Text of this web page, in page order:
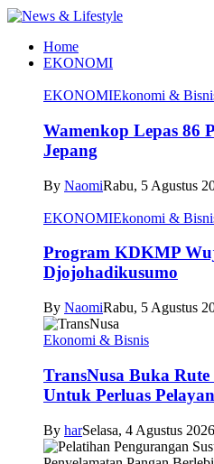
Home
EKONOMI
EKONOMIEkonomi &
Wamenkop Lepas 86
Jepang
By NaomiRabu, 5 Agustus
EKONOMIEkonomi &
Program KDKMP
Djojohadikusumo
By NaomiRabu, 5 Agustus
Ekonomi & Bisnis
TransNusa Buka
Untuk Perluas
By harSelasa, 4 Agustus